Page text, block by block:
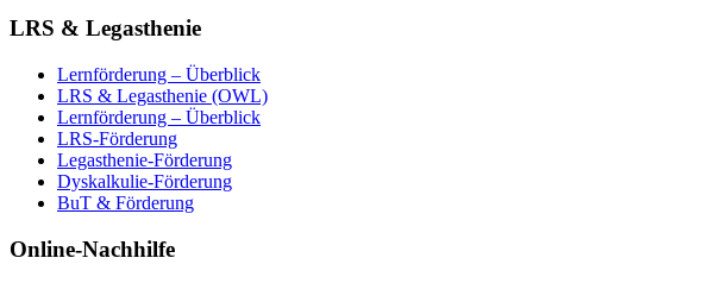
LRS & Legasthenie
Lernförderung – Überblick
LRS & Legasthenie (OWL)
Lernförderung – Überblick
LRS-Förderung
Legasthenie-Förderung
Dyskalkulie-Förderung
BuT & Förderung
Online-Nachhilfe